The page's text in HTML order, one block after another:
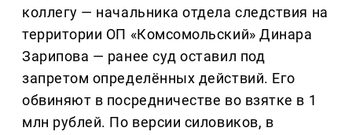
коллегу — начальника отдела следствия на
территории ОП «Комсомольский» Динара
Зарипова — ранее суд оставил под
запретом определённых действий. Его
обвиняют в посредничестве во взятке в 1
млн рублей. По версии силовиков, в